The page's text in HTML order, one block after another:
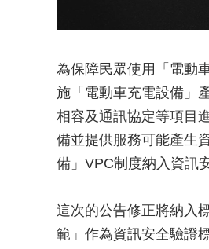
為保障民眾使用「電動
施「電動車充電設備」
相容及通訊協定等項目
備並提供服務可能產生
備」VPC制度納入資訊
這次的公告修正將納入
範」作為資訊安全驗證